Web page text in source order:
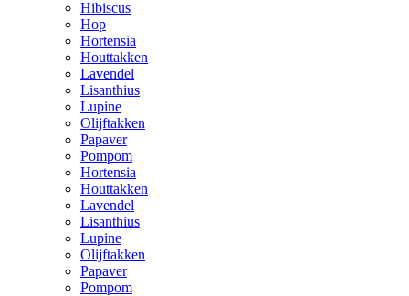
Hibiscus
Hop
Hortensia
Houttakken
Lavendel
Lisanthius
Lupine
Olijftakken
Papaver
Pompom
Hortensia
Houttakken
Lavendel
Lisanthius
Lupine
Olijftakken
Papaver
Pompom